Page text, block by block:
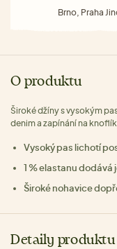
Brno, Praha
O produktu
Široké džíny s vysokým
denim a zapínání na
Vysoký pas lichotí
1 % elastanu
Široké nohavice
Detaily produktu